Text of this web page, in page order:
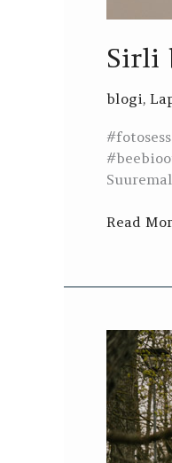
Sirli
blogi,
Read
Carmeni
ja
Madise